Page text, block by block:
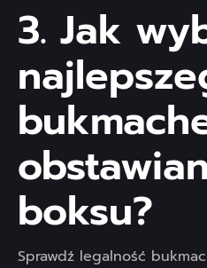
3. Jak
boksu?
Sprawdź legalność